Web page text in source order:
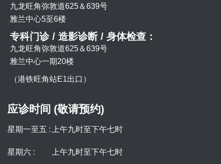
九龙旺角弥敦道625＆639号
雅兰中心5至6楼
专科门诊 / 造影诊断 / 身体检查：
九龙旺角弥敦道625＆639号
雅兰中心一期20楼
（港铁旺角站E1出口）
应诊时间 (敬请预约)
星期一至五 : 上午九时至下午七时
星期六 : 上午九时至下午七时